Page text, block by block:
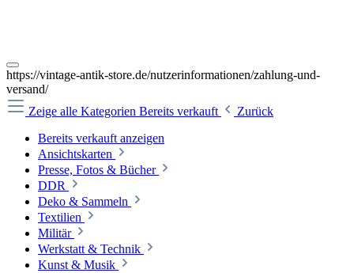
https://vintage-antik-store.de/nutzerinformationen/zahlung-und-
versand/
Zeige alle Kategorien Bereits verkauft
Zurück
Bereits verkauft anzeigen
Ansichtskarten
Presse, Fotos & Bücher
DDR
Deko & Sammeln
Textilien
Militär
Werkstatt & Technik
Kunst & Musik